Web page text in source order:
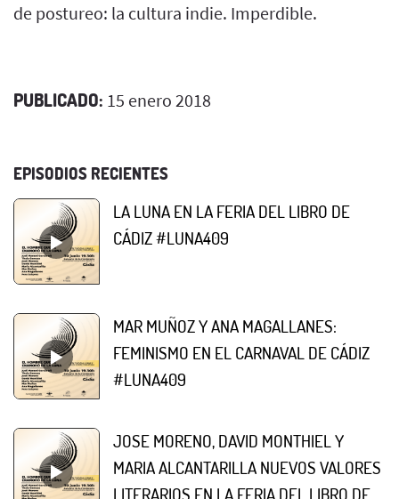
de postureo: la cultura indie. Imperdible.
PUBLICADO: 15 enero 2018
EPISODIOS RECIENTES
LA LUNA EN LA FERIA DEL LIBRO DE
CÁDIZ #LUNA409
MAR MUÑOZ Y ANA MAGALLANES:
FEMINISMO EN EL CARNAVAL DE CÁDIZ
#LUNA409
JOSE MORENO, DAVID MONTHIEL Y
MARIA ALCANTARILLA NUEVOS VALORES
LITERARIOS EN LA FERIA DEL LIBRO DE